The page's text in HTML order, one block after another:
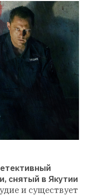
снятый в Якутии
и существует